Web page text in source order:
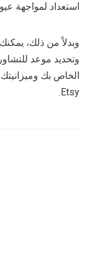
استعداد لمواجهة
وبدلاً من ذلك،
وتحديد موعد
الخاص بك
Etsy.